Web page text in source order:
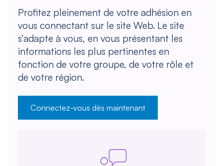
Profitez pleinement de votre adhésion en
vous connectant sur le site Web. Le site
s’adapte à vous, en vous présentant les
informations les plus pertinentes en
fonction de votre groupe, de votre rôle et
de votre région.
Connectez-vous dès maintenant